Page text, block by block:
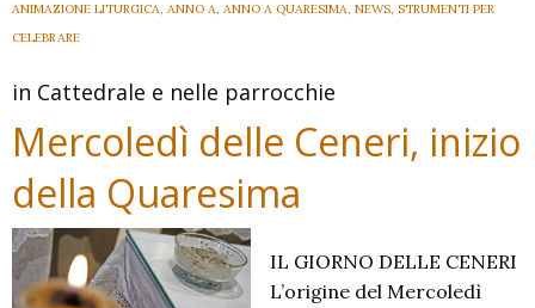
ANIMAZIONE LITURGICA, ANNO A, ANNO A QUARESIMA, NEWS, STRUMENTI PER
CELEBRARE
in Cattedrale e nelle parrocchie
Mercoledì delle Ceneri, inizio
della Quaresima
IL GIORNO DELLE CENERI
L’origine del Mercoledì